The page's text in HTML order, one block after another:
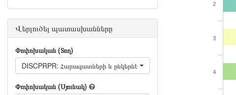
2
3
4
Վերլուծել պատասխանները
Փոփոխական (Տող)
DISCPRPR: Հարազատների և ընկերների հետ անձնական խնդիրների
Փոփոխական (Սյունակ)